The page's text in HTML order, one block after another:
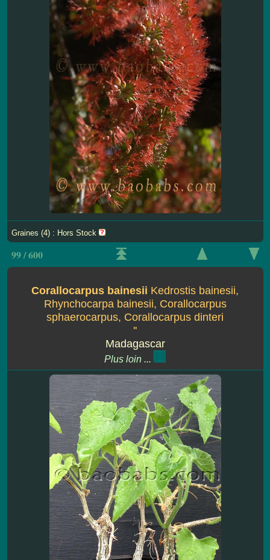
Graines (4) : Hors Stock
99 / 600
Corallocarpus bainesii Kedrostis bainesii,
Rhynchocarpa bainesii, Corallocarpus
sphaerocarpus, Corallocarpus dinteri
''
Madagascar
Plus loin ...